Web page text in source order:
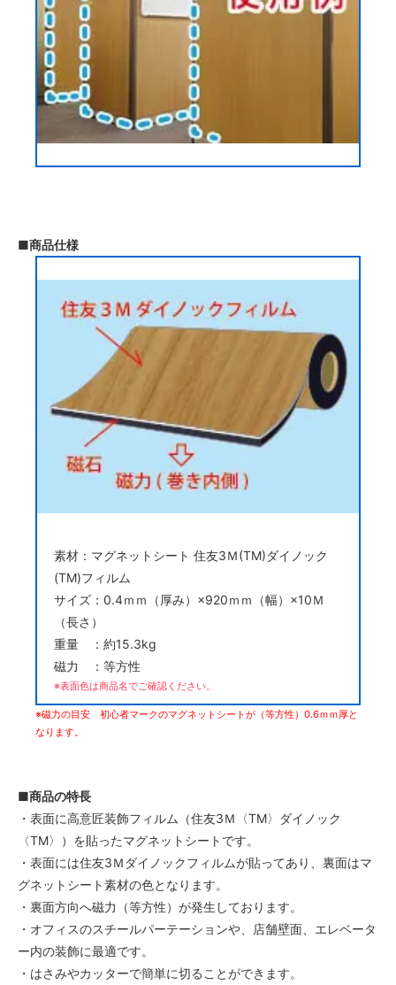
■商品仕様
素材：マグネットシート 住友3Ｍ(TM)ダイノック
(TM)フィルム
サイズ：0.4ｍｍ（厚み）×920ｍｍ（幅）×10Ｍ
（長さ）
重量 ：約15.3kg
磁力 ：等方性
※表面色は商品名でご確認ください。
※磁力の目安 初心者マークのマグネットシートが（等方性）0.6ｍｍ厚と
なります。
■商品の特長
・表面に高意匠装飾フィルム（住友3Ｍ〈TM〉ダイノック
〈TM〉）を貼ったマグネットシートです。
・表面には住友3Ｍダイノックフィルムが貼ってあり、裏面はマ
グネットシート素材の色となります。
・裏面方向へ磁力（等方性）が発生しております。
・オフィスのスチールパーテーションや、店舗壁面、エレベータ
ー内の装飾に最適です。
・はさみやカッターで簡単に切ることができます。